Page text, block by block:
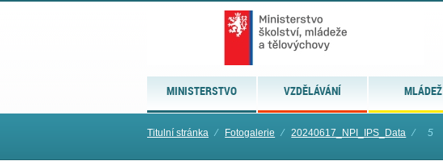
MINISTERSTVO VZDĚLÁVÁNÍ MLÁDEŽ
Titulní stránka ⁄ Fotogalerie ⁄ 20240617_NPI_IPS_Data ⁄ 5